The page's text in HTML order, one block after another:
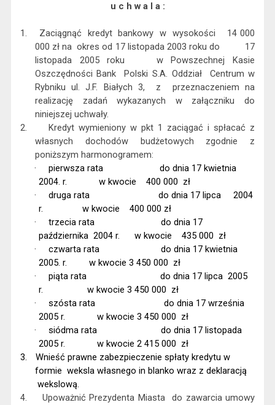
u c h w a l a :
1. Zaciągnąć kredyt bankowy w wysokości
14 000
000 zł na okres od 17 listopada 2003 roku do
17
listopada 2005 roku
w Powszechnej Kasie
Oszczędności Bank
Polski S.A. Oddział
Centrum w
Rybniku ul. J.F. Białych 3,
z
przeznaczeniem na
realizację zadań wykazanych w załączniku do
niniejszej uchwały.
2.
Kredyt wymieniony w pkt 1 zaciągać i spłacać z
własnych dochodów budżetowych zgodnie z
poniższym harmonogramem:
·
pierwsza rata
do dnia 17 kwietnia
2004. r.
w kwocie 400 000 zł
·
druga rata do dnia 17 lipca
2004
r.
w kwocie
400 000 zł
·
trzecia rata
do dnia 17
października 2004 r. w kwocie 435 000 zł
·
czwarta rata
do dnia 17 kwietnia
2005. r.
w kwocie 3 450 000 zł
·
piąta rata do dnia 17 lipca 2005
r.
w kwocie 3 450 000 zł
·
szósta rata
do dnia 17 września
2005 r.
w kwocie 3 450 000 zł
·
siódma rata
do dnia 17 listopada
2005 r.
w kwocie 2 415 000 zł
3.
Wnieść prawne zabezpieczenie spłaty kredytu w
formie weksla własnego in blanko wraz z deklaracją
wekslową.
4.
Upoważnić Prezydenta Miasta do zawarcia umowy